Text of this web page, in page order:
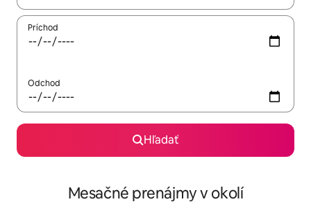
Príchod
Odchod
Hľadať
Mesačné prenájmy v okolí